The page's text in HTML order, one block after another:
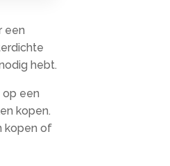
een
hebt.​
een
kopen.​
kopen of